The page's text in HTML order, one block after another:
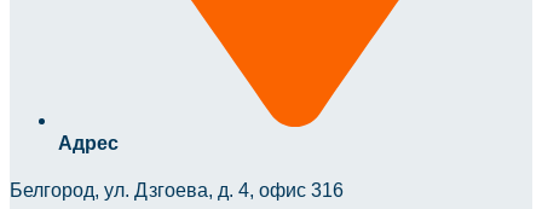
Адрес
Белгород, ул. Дзгоева, д. 4, офис 316